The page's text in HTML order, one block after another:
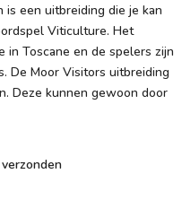
een uitbreiding die je kan
Viticulture. Het
in Toscane en de spelers zijn
De Moor Visitors uitbreiding
Deze kunnen gewoon door